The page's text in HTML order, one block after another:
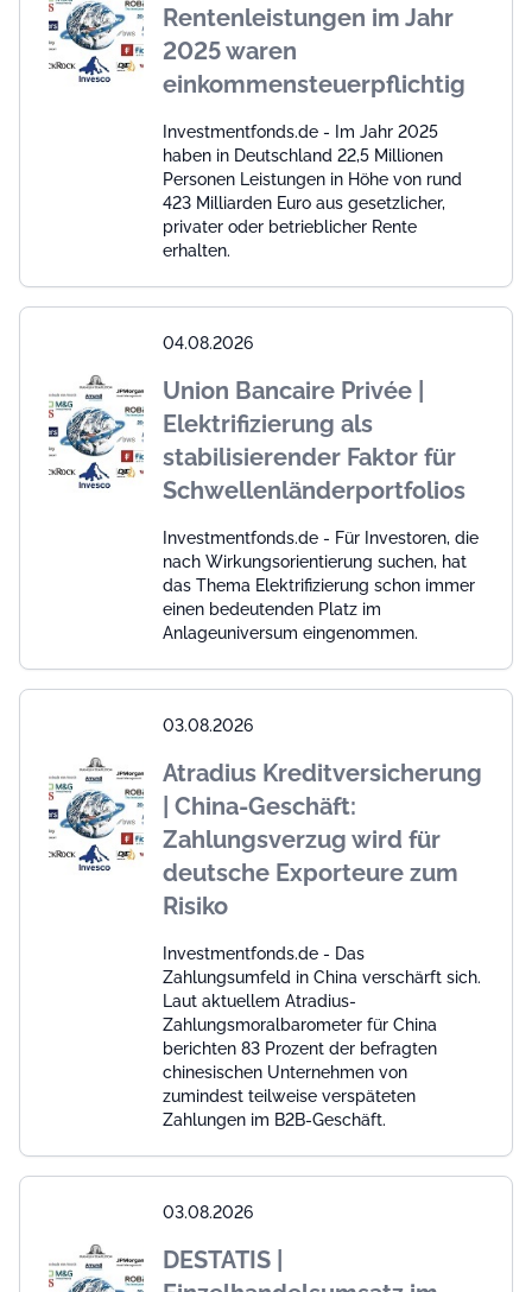
Rentenleistungen im Jahr
2025 waren
einkommensteuerpflichtig
Investmentfonds.de - Im Jahr 2025
haben in Deutschland 22,5 Millionen
Personen Leistungen in Höhe von rund
423 Milliarden Euro aus gesetzlicher,
privater oder betrieblicher Rente
erhalten.
04.08.2026
Union Bancaire Privée |
Elektrifizierung als
stabilisierender Faktor für
Schwellenländerportfolios
Investmentfonds.de - Für Investoren, die
nach Wirkungsorientierung suchen, hat
das Thema Elektrifizierung schon immer
einen bedeutenden Platz im
Anlageuniversum eingenommen.
03.08.2026
Atradius Kreditversicherung
| China-Geschäft:
Zahlungsverzug wird für
deutsche Exporteure zum
Risiko
Investmentfonds.de - Das
Zahlungsumfeld in China verschärft sich.
Laut aktuellem Atradius-
Zahlungsmoralbarometer für China
berichten 83 Prozent der befragten
chinesischen Unternehmen von
zumindest teilweise verspäteten
Zahlungen im B2B-Geschäft.
03.08.2026
DESTATIS |